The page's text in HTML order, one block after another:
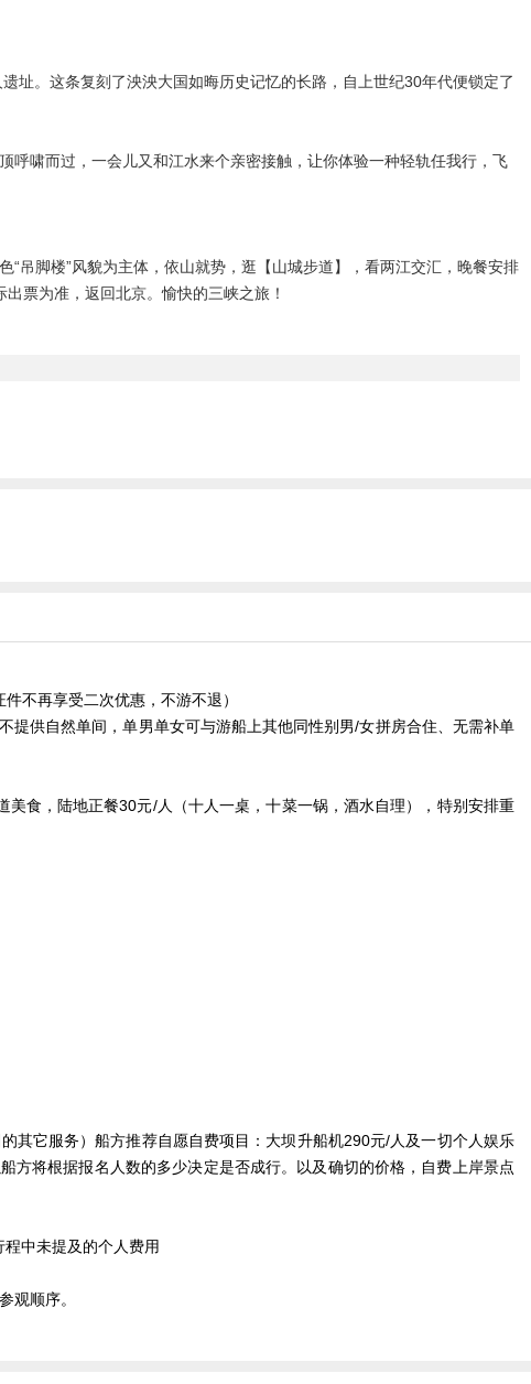
址。这条复刻了泱泱大国如晦历史记忆的长路，自上世纪30年代便锁定了
啸而过，一会儿又和江水来个亲密接触，让你体验一种轻轨任我行，飞
吊脚楼”风貌为主体，依山就势，逛【山城步道】，看两江交汇，晚餐安排
票为准，返回北京。愉快的三峡之旅！
不再享受二次优惠，不游不退）
供自然单间，单男单女可与游船上其他同性别男/女拼房合住、无需补单
食，陆地正餐30元/人（十人一桌，十菜一锅，酒水自理），特别安排重
其它服务）船方推荐自愿自费项目：大坝升船机290元/人及一切个人娱乐
方将根据报名人数的多少决定是否成行。以及确切的价格，自费上岸景点
中未提及的个人费用
观顺序。